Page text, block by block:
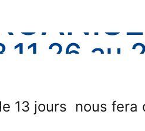
au
13 jours nous fera